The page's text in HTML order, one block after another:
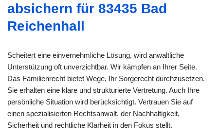
absichern für 83435 Bad
Reichenhall
Scheitert eine einvernehmliche Lösung, wird anwaltliche
Unterstützung oft unverzichtbar. Wir kämpfen an Ihrer Seite.
Das Familienrecht bietet Wege, Ihr Sorgerecht durchzusetzen.
Sie erhalten eine klare und strukturierte Vertretung. Auch Ihre
persönliche Situation wird berücksichtigt. Vertrauen Sie auf
einen spezialisierten Rechtsanwalt, der Nachhaltigkeit,
Sicherheit und rechtliche Klarheit in den Fokus stellt.